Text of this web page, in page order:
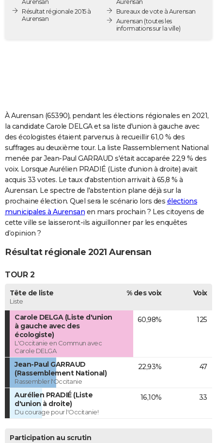
Destinations
City break
Voyage nature
Voyage de noces
Forum
Climat
PHOTO
PROGRAMME TV
COPAINS D'AVANT
S'inscrire
Se connecter
Lycées
Collèges
Primaires
Universités
Entreprises
Service militaire
Avis de recherche
AVIS DE DÉCÈS
FORUM
Bricolage
Lifestyle
Culture
Sport
Auto
Television
Voyage
Cinema
Aurensan
Résultat régionale 2015 à
Aurensan
Aurensan
Bureaux de vote à Aurensan
Aurensan (toutes les
informations sur la ville)
À Aurensan (65390), pendant les élections régionales en 2021,
la candidate Carole DELGA et sa liste d'union à gauche avec
des écologistes étaient parvenus à recueillir 61,0 % des
suffrages au deuxième tour. La liste Rassemblement National
menée par Jean-Paul GARRAUD s'était accaparée 22,9 % des
voix. Lorsque Aurélien PRADIÉ (Liste d'union à droite) avait
acquis 33 votes. Le taux d'abstention arrivait à 65,8 % à
Aurensan. Le spectre de l'abstention plane déjà sur la
prochaine élection. Quel sera le scénario lors des élections
municipales à Aurensan en mars prochain ? Les citoyens de
cette ville se laisseront-ils aiguillonner par les enquêtes
d’opinion ?
Résultat régionale 2021 Aurensan
TOUR 2
Tête de liste
Liste
% des voix Voix
Carole DELGA (Liste d'union
à gauche avec des
écologiste)
L'Occitanie en Commun avec
Carole DELGA
60,98% 125
Jean-Paul GARRAUD
(Rassemblement National)
Rassembler l'Occitanie
22,93% 47
Aurélien PRADIÉ (Liste
d'union à droite)
Du courage pour l'Occitanie!
16,10% 33
Participation au scrutin